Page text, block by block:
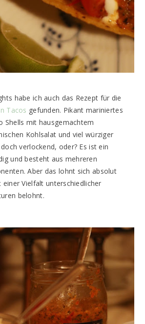
habe ich auch das Rezept für die
Tacos gefunden. Pikant mariniertes
Shells mit hausgemachtem
Kohlsalat und viel würziger
verlockend, oder? Es ist ein
und besteht aus mehreren
Aber das lohnt sich absolut
Vielfalt unterschiedlicher
belohnt.